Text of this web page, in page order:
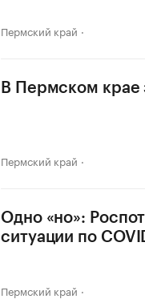
Пермский край
В Пермском крае
Пермский край
Одно «но»:
ситуации по
Пермский край